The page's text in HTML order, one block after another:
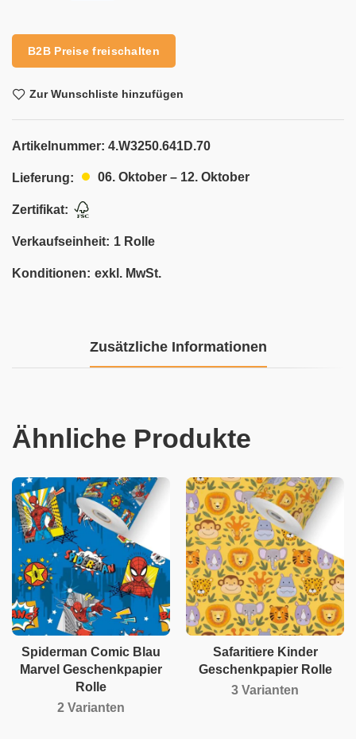
B2B Preise freischalten
Zur Wunschliste hinzufügen
Artikelnummer: 4.W3250.641D.70
Lieferung: 06. Oktober – 12. Oktober
Zertifikat:
Verkaufseinheit: 1 Rolle
Konditionen: exkl. MwSt.
Zusätzliche Informationen
Ähnliche Produkte
Spiderman Comic Blau
Marvel Geschenkpapier
Rolle
2 Varianten
Safaritiere Kinder
Geschenkpapier Rolle
3 Varianten